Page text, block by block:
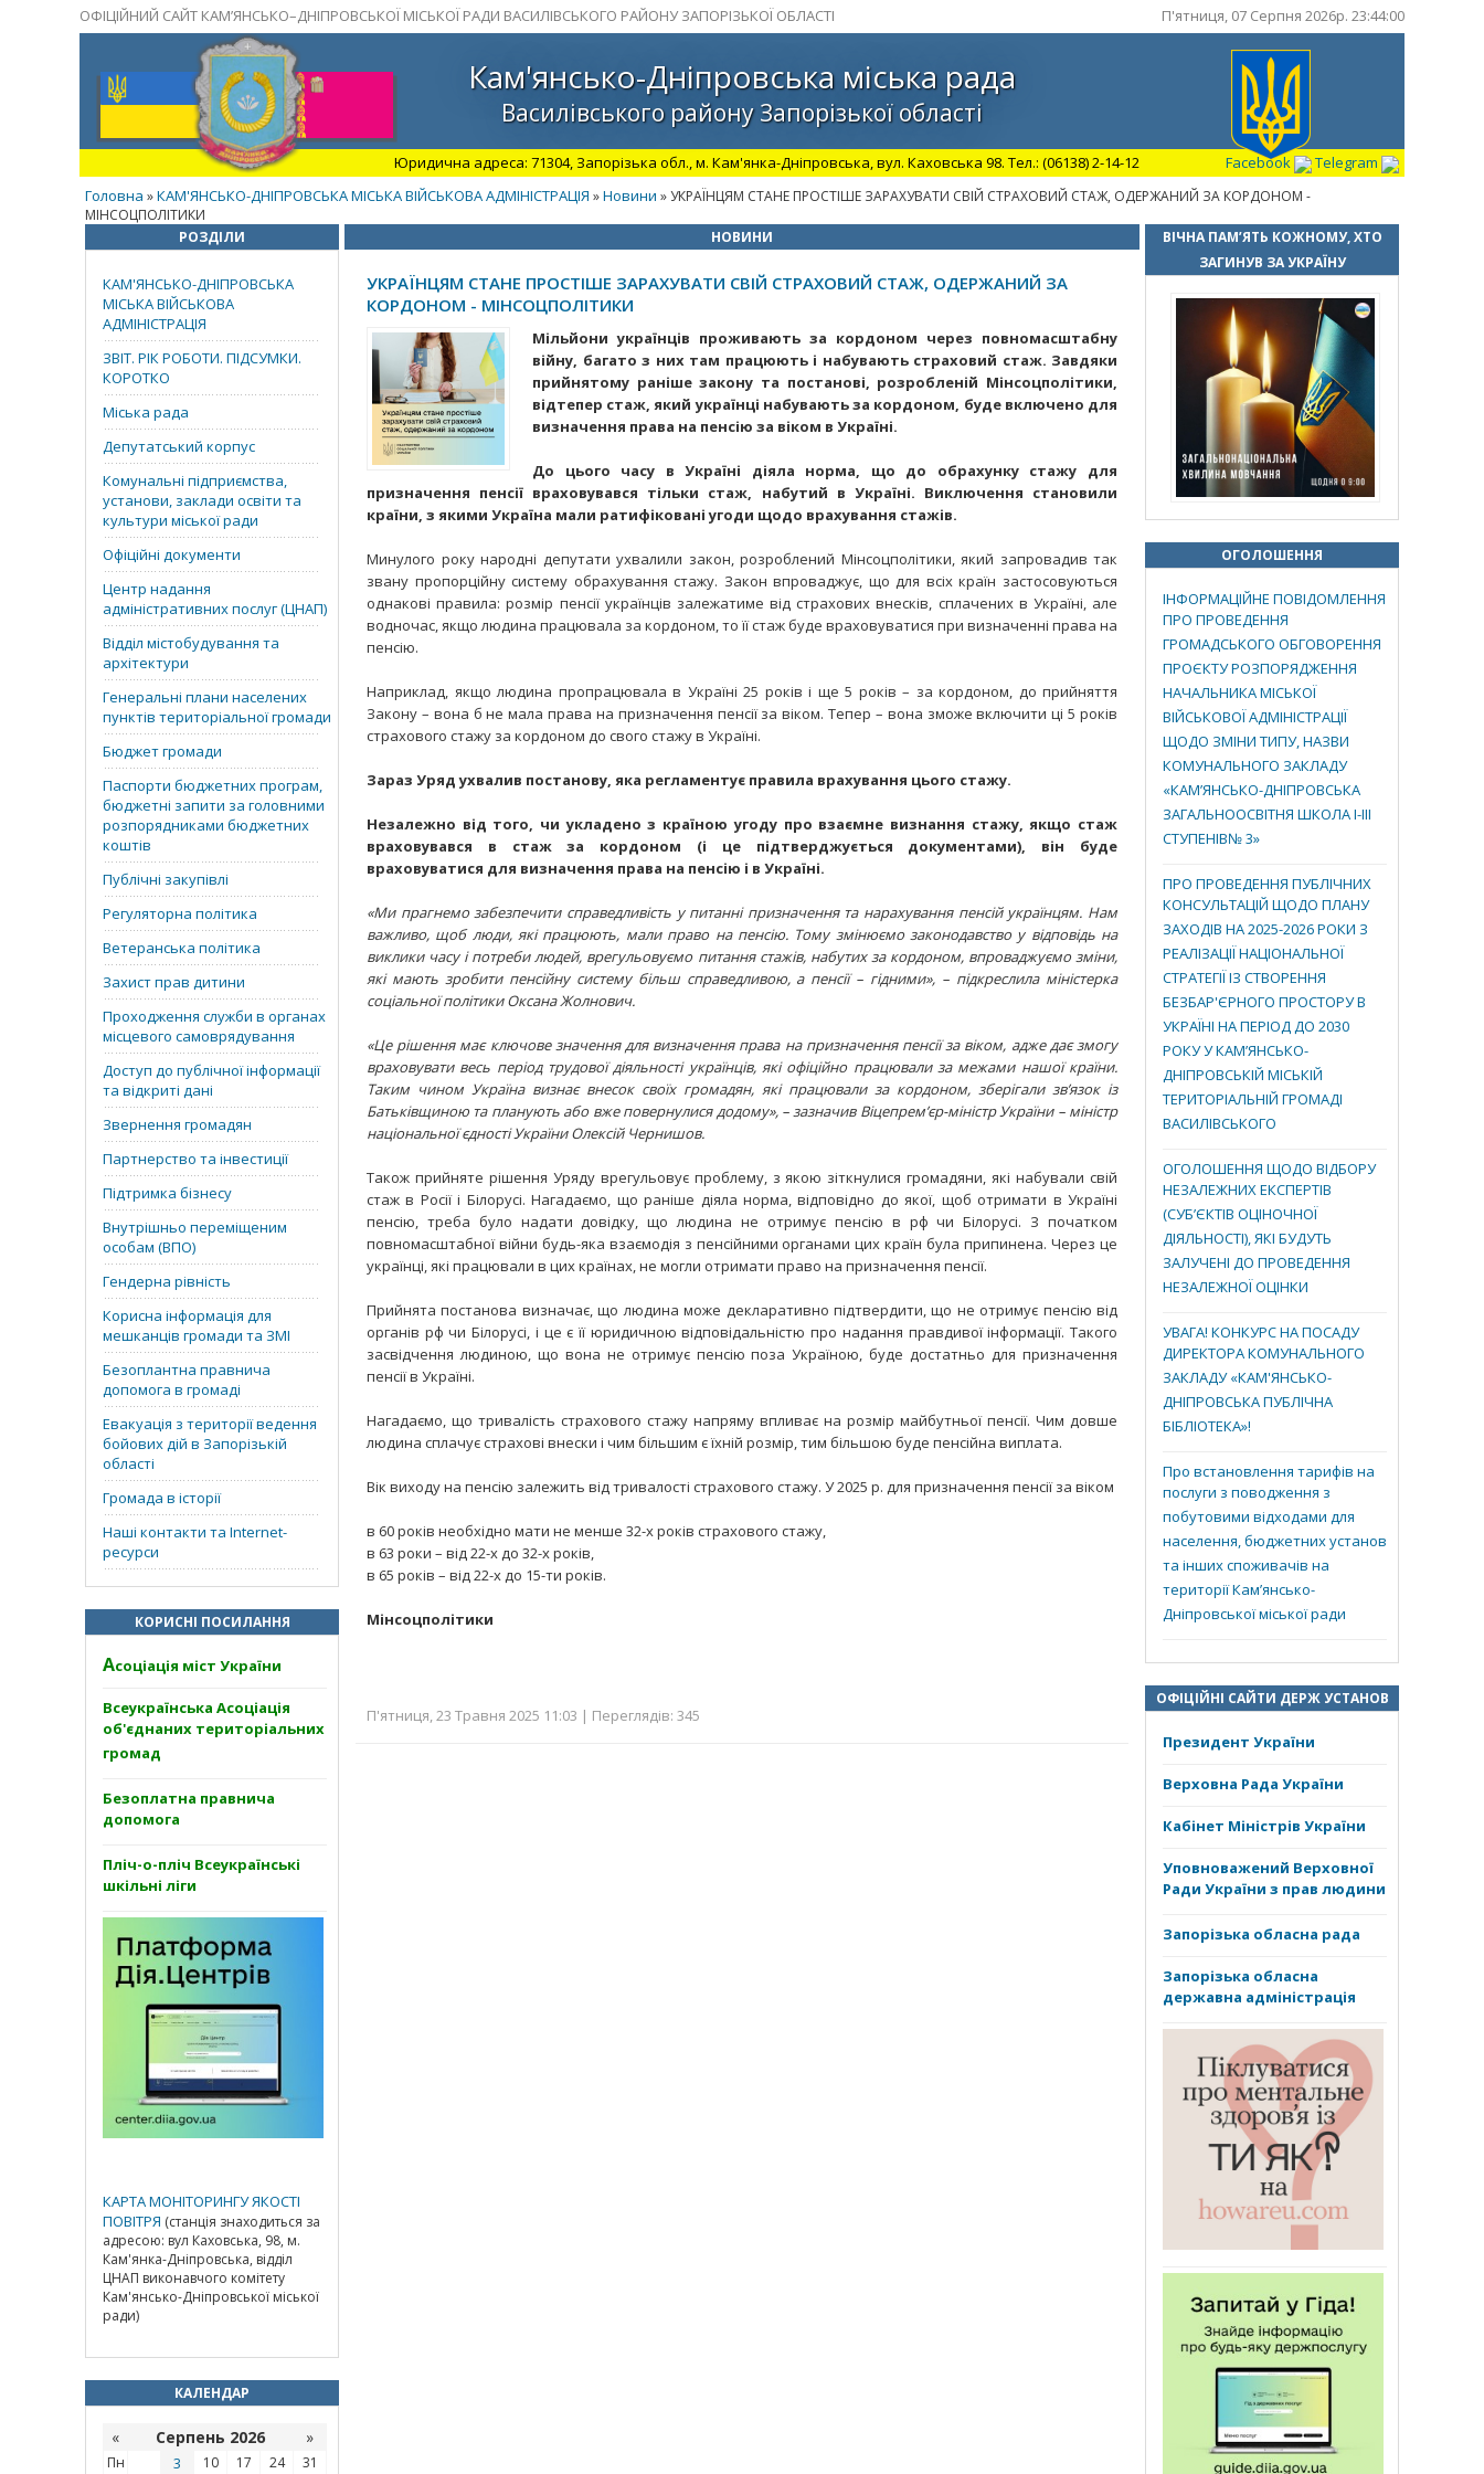
ОФІЦІЙНИЙ САЙТ КАМ’ЯНСЬКО–ДНІПРОВСЬКОЇ МІСЬКОЇ РАДИ ВАСИЛІВСЬКОГО РАЙОНУ ЗАПОРІЗЬКОЇ ОБЛАСТІ П'ятниця, 07 Серпня 2026р. 23:44:01
Кам'янсько-Дніпровська міська рада
Василівського району Запорізької області
Юридична адреса: 71304, Запорізька обл., м. Кам'янка-Дніпровська, вул. Каховська 98. Тел.: (06138) 2-14-12 Facebook
Telegram
Головна »КАМ'ЯНСЬКО-ДНІПРОВСЬКА МІСЬКА ВІЙСЬКОВА АДМІНІСТРАЦІЯ »Новини » УКРАЇНЦЯМ СТАНЕ ПРОСТІШЕ ЗАРАХУВАТИ СВІЙ СТРАХОВИЙ СТАЖ, ОДЕРЖАНИЙ ЗА КОРДОНОМ -
МІНСОЦПОЛІТИКИ
РОЗДІЛИ
КАМ'ЯНСЬКО-ДНІПРОВСЬКА
МІСЬКА ВІЙСЬКОВА
АДМІНІСТРАЦІЯ
ЗВІТ. РІК РОБОТИ. ПІДСУМКИ.
КОРОТКО
Міська рада
Депутатський корпус
Комунальні підприємства,
установи, заклади освіти та
культури міської ради
Офіційні документи
Центр надання
адміністративних послуг (ЦНАП)
Відділ містобудування та
архітектури
Генеральні плани населених
пунктів територіальної громади
Бюджет громади
Паспорти бюджетних програм,
бюджетні запити за головними
розпорядниками бюджетних
коштів
Публічні закупівлі
Регуляторна політика
Ветеранська політика
Захист прав дитини
Проходження служби в органах
місцевого самоврядування
Доступ до публічної інформації
та відкриті дані
Звернення громадян
Партнерство та інвестиції
Підтримка бізнесу
Внутрішньо переміщеним
особам (ВПО)
Гендерна рівність
Корисна інформація для
мешканців громади та ЗМІ
Безоплантна правнича
допомога в громаді
Евакуація з території ведення
бойових дій в Запорізькій
області
Громада в історії
Наші контакти та Internet-
ресурси
КОРИСНІ ПОСИЛАННЯ
Асоціація міст України
Всеукраїнська Асоціація
об'єднаних територіальних
громад
Безоплатна правнича
допомога
Пліч-о-пліч Всеукраїнські
шкільні ліги
КАРТА МОНІТОРИНГУ ЯКОСТІ
ПОВІТРЯ (станція знаходиться за
адресою: вул Каховська, 98, м.
Кам'янка-Дніпровська, відділ
ЦНАП виконавчого комітету
Кам'янсько-Дніпровської міської
ради)
КАЛЕНДАР
« Серпень 2026 »
Пн 3 10 17 24 31
НОВИНИ
УКРАЇНЦЯМ СТАНЕ ПРОСТІШЕ ЗАРАХУВАТИ СВІЙ СТРАХОВИЙ СТАЖ, ОДЕРЖАНИЙ ЗА
КОРДОНОМ - МІНСОЦПОЛІТИКИ
Мільйони українців проживають за кордоном через повномасштабну
війну, багато з них там працюють і набувають страховий стаж. Завдяки
прийнятому раніше закону та постанові, розробленій Мінсоцполітики,
відтепер стаж, який українці набувають за кордоном, буде включено для
визначення права на пенсію за віком в Україні.
До цього часу в Україні діяла норма, що до обрахунку стажу для
призначення пенсії враховувався тільки стаж, набутий в Україні. Виключення становили
країни, з якими Україна мали ратифіковані угоди щодо врахування стажів.
Минулого року народні депутати ухвалили закон, розроблений Мінсоцполітики, який запровадив так
звану пропорційну систему обрахування стажу. Закон впроваджує, що для всіх країн застосовуються
однакові правила: розмір пенсії українців залежатиме від страхових внесків, сплачених в Україні, але
водночас, якщо людина працювала за кордоном, то її стаж буде враховуватися при визначенні права на
пенсію.
Наприклад, якщо людина пропрацювала в Україні 25 років і ще 5 років – за кордоном, до прийняття
Закону – вона б не мала права на призначення пенсії за віком. Тепер – вона зможе включити ці 5 років
страхового стажу за кордоном до свого стажу в Україні.
Зараз Уряд ухвалив постанову, яка регламентує правила врахування цього стажу.
Незалежно від того, чи укладено з країною угоду про взаємне визнання стажу, якщо стаж
враховувався в стаж за кордоном (і це підтверджується документами), він буде
враховуватися для визначення права на пенсію і в Україні.
«Ми прагнемо забезпечити справедливість у питанні призначення та нарахування пенсій українцям. Нам
важливо, щоб люди, які працюють, мали право на пенсію. Тому змінюємо законодавство у відповідь на
виклики часу і потреби людей, врегульовуємо питання стажів, набутих за кордоном, впроваджуємо зміни,
які мають зробити пенсійну систему більш справедливою, а пенсії – гідними», – підкреслила міністерка
соціальної політики Оксана Жолнович.
«Це рішення має ключове значення для визначення права на призначення пенсії за віком, адже дає змогу
враховувати весь період трудової діяльності українців, які офіційно працювали за межами нашої країни.
Таким чином Україна визнає внесок своїх громадян, які працювали за кордоном, зберігали зв’язок із
Батьківщиною та планують або вже повернулися додому», – зазначив Віцепрем’єр-міністр України – міністр
національної єдності України Олексій Чернишов.
Також прийняте рішення Уряду врегульовує проблему, з якою зіткнулися громадяни, які набували свій
стаж в Росії і Білорусі. Нагадаємо, що раніше діяла норма, відповідно до якої, щоб отримати в Україні
пенсію, треба було надати довідку, що людина не отримує пенсію в рф чи Білорусі. З початком
повномасштабної війни будь-яка взаємодія з пенсійними органами цих країн була припинена. Через це
українці, які працювали в цих країнах, не могли отримати право на призначення пенсії.
Прийнята постанова визначає, що людина може декларативно підтвердити, що не отримує пенсію від
органів рф чи Білорусі, і це є її юридичною відповідальністю про надання правдивої інформації. Такого
засвідчення людиною, що вона не отримує пенсію поза Україною, буде достатньо для призначення
пенсії в Україні.
Нагадаємо, що тривалість страхового стажу напряму впливає на розмір майбутньої пенсії. Чим довше
людина сплачує страхові внески і чим більшим є їхній розмір, тим більшою буде пенсійна виплата.
Вік виходу на пенсію залежить від тривалості страхового стажу. У 2025 р. для призначення пенсії за віком
в 60 років необхідно мати не менше 32-х років страхового стажу,
в 63 роки – від 22-х до 32-х років,
в 65 років – від 22-х до 15-ти років.
Мінсоцполітики
П'ятниця, 23 Травня 2025 11:03 | Переглядів: 345
ВІЧНА ПАМ’ЯТЬ КОЖНОМУ, ХТО
ЗАГИНУВ ЗА УКРАЇНУ
ОГОЛОШЕННЯ
ІНФОРМАЦІЙНЕ ПОВІДОМЛЕННЯ
ПРО ПРОВЕДЕННЯ
ГРОМАДСЬКОГО ОБГОВОРЕННЯ
ПРОЄКТУ РОЗПОРЯДЖЕННЯ
НАЧАЛЬНИКА МІСЬКОЇ
ВІЙСЬКОВОЇ АДМІНІСТРАЦІЇ
ЩОДО ЗМІНИ ТИПУ, НАЗВИ
КОМУНАЛЬНОГО ЗАКЛАДУ
«КАМ’ЯНСЬКО-ДНІПРОВСЬКА
ЗАГАЛЬНООСВІТНЯ ШКОЛА І-ІІІ
СТУПЕНІВ№ 3»
ПРО ПРОВЕДЕННЯ ПУБЛІЧНИХ
КОНСУЛЬТАЦІЙ ЩОДО ПЛАНУ
ЗАХОДІВ НА 2025-2026 РОКИ З
РЕАЛІЗАЦІЇ НАЦІОНАЛЬНОЇ
СТРАТЕГІЇ ІЗ СТВОРЕННЯ
БЕЗБАР'ЄРНОГО ПРОСТОРУ В
УКРАЇНІ НА ПЕРІОД ДО 2030
РОКУ У КАМ’ЯНСЬКО-
ДНІПРОВСЬКІЙ МІСЬКІЙ
ТЕРИТОРІАЛЬНІЙ ГРОМАДІ
ВАСИЛІВСЬКОГО
ОГОЛОШЕННЯ ЩОДО ВІДБОРУ
НЕЗАЛЕЖНИХ ЕКСПЕРТІВ
(СУБ’ЄКТІВ ОЦІНОЧНОЇ
ДІЯЛЬНОСТІ), ЯКІ БУДУТЬ
ЗАЛУЧЕНІ ДО ПРОВЕДЕННЯ
НЕЗАЛЕЖНОЇ ОЦІНКИ
УВАГА! КОНКУРС НА ПОСАДУ
ДИРЕКТОРА КОМУНАЛЬНОГО
ЗАКЛАДУ «КАМ'ЯНСЬКО-
ДНІПРОВСЬКА ПУБЛІЧНА
БІБЛІОТЕКА»!
Про встановлення тарифів на
послуги з поводження з
побутовими відходами для
населення, бюджетних установ
та інших споживачів на
території Кам’янсько-
Дніпровської міської ради
ОФІЦІЙНІ САЙТИ ДЕРЖ УСТАНОВ
Президент України
Верховна Рада України
Кабінет Міністрів України
Уповноважений Верховної
Ради України з прав людини
Запорізька обласна рада
Запорізька обласна
державна адміністрація